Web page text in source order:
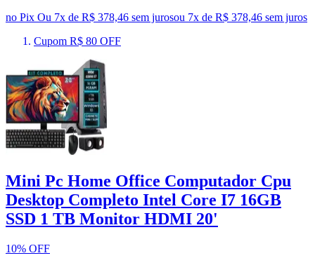
no Pix Ou 7x de R$ 378,46 sem jurosou 7x de R$ 378,46 sem juros
Cupom R$ 80 OFF
Mini Pc Home Office Computador Cpu
Desktop Completo Intel Core I7 16GB
SSD 1 TB Monitor HDMI 20'
10% OFF